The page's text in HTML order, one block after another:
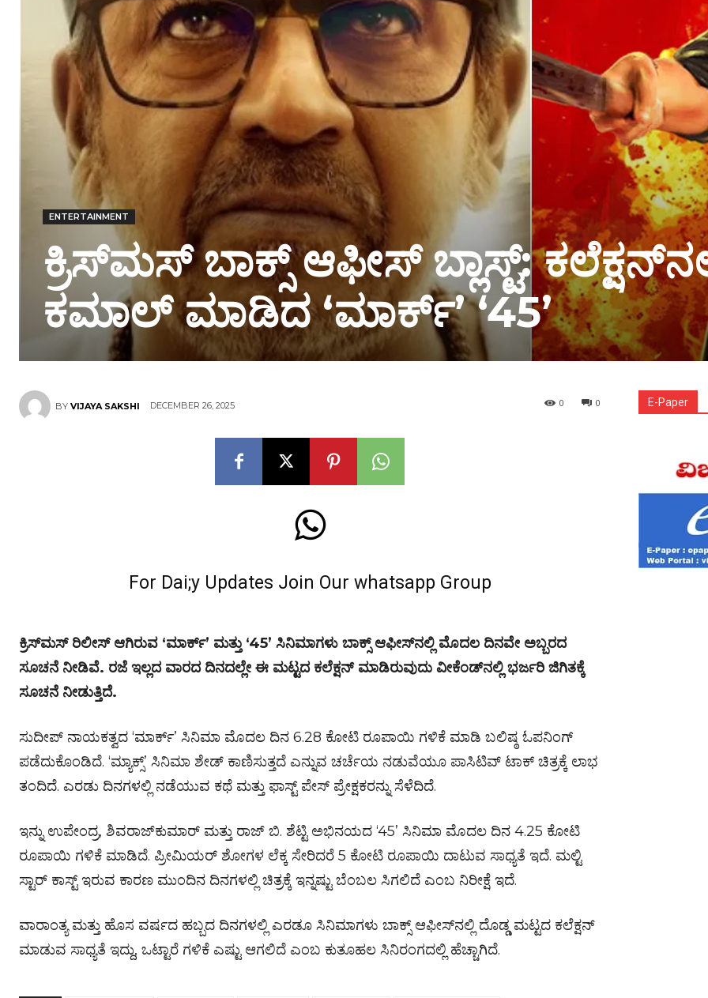
ENTERTAINMENT
ಕ್ರಿಸ್‌ಮಸ್ ಬಾಕ್ಸ್ ಆಫೀಸ್ ಬ್ಲಾಸ್ಟ್:
ಕಮಾಲ್‌ ಮಾಡಿದ ‘ಮಾರ್ಕ್’ ‘45’
BY VIJAYA SAKSHI DECEMBER 26, 2025 0
0
For Dai;y Updates Join Our whatsapp Group
ಕ್ರಿಸ್‌ಮಸ್ ರಿಲೀಸ್ ಆಗಿರುವ ‘ಮಾರ್ಕ್’ ಮತ್ತು ‘45’ ಸಿನಿಮಾಗಳು ಬಾಕ್ಸ್ ಆಫೀಸ್‌ನಲ್ಲಿ ಮೊದಲ ದಿನವೇ ಅಬ್ಬರದ
ಸೂಚನೆ ನೀಡಿವೆ. ರಜೆ ಇಲ್ಲದ ವಾರದ ದಿನದಲ್ಲೇ ಈ ಮಟ್ಟದ ಕಲೆಕ್ಷನ್ ಮಾಡಿರುವುದು ವೀಕೆಂಡ್‌ನಲ್ಲಿ ಭರ್ಜರಿ ಜಿಗಿತಕ್ಕೆ
ಸೂಚನೆ ನೀಡುತ್ತಿದೆ.
ಸುದೀಪ್ ನಾಯಕತ್ವದ ‘ಮಾರ್ಕ್’ ಸಿನಿಮಾ ಮೊದಲ ದಿನ 6.28 ಕೋಟಿ ರೂಪಾಯಿ ಗಳಿಕೆ ಮಾಡಿ ಬಲಿಷ್ಠ ಓಪನಿಂಗ್
ಪಡೆದುಕೊಂಡಿದೆ. ‘ಮ್ಯಾಕ್ಸ್’ ಸಿನಿಮಾ ಶೇಡ್ ಕಾಣಿಸುತ್ತದೆ ಎನ್ನುವ ಚರ್ಚೆಯ ನಡುವೆಯೂ ಪಾಸಿಟಿವ್ ಟಾಕ್ ಚಿತ್ರಕ್ಕೆ ಲಾಭ
ತಂದಿದೆ. ಎರಡು ದಿನಗಳಲ್ಲಿ ನಡೆಯುವ ಕಥೆ ಮತ್ತು ಫಾಸ್ಟ್ ಪೇಸ್ ಪ್ರೇಕ್ಷಕರನ್ನು ಸೆಳೆದಿದೆ.
ಇನ್ನು ಉಪೇಂದ್ರ, ಶಿವರಾಜ್‌ಕುಮಾರ್ ಮತ್ತು ರಾಜ್ ಬಿ. ಶೆಟ್ಟಿ ಅಭಿನಯದ ‘45’ ಸಿನಿಮಾ ಮೊದಲ ದಿನ 4.25 ಕೋಟಿ
ರೂಪಾಯಿ ಗಳಿಕೆ ಮಾಡಿದೆ. ಪ್ರೀಮಿಯರ್ ಶೋಗಳ ಲೆಕ್ಕ ಸೇರಿದರೆ 5 ಕೋಟಿ ರೂಪಾಯಿ ದಾಟುವ ಸಾಧ್ಯತೆ ಇದೆ. ಮಲ್ಟಿ
ಸ್ಟಾರ್ ಕಾಸ್ಟ್ ಇರುವ ಕಾರಣ ಮುಂದಿನ ದಿನಗಳಲ್ಲಿ ಚಿತ್ರಕ್ಕೆ ಇನ್ನಷ್ಟು ಬೆಂಬಲ ಸಿಗಲಿದೆ ಎಂಬ ನಿರೀಕ್ಷೆ ಇದೆ.
ವಾರಾಂತ್ಯ ಮತ್ತು ಹೊಸ ವರ್ಷದ ಹಬ್ಬದ ದಿನಗಳಲ್ಲಿ ಎರಡೂ ಸಿನಿಮಾಗಳು ಬಾಕ್ಸ್ ಆಫೀಸ್‌ನಲ್ಲಿ ದೊಡ್ಡ ಮಟ್ಟದ ಕಲೆಕ್ಷನ್
ಮಾಡುವ ಸಾಧ್ಯತೆ ಇದ್ದು, ಒಟ್ಟಾರೆ ಗಳಿಕೆ ಎಷ್ಟು ಆಗಲಿದೆ ಎಂಬ ಕುತೂಹಲ ಸಿನಿರಂಗದಲ್ಲಿ ಹೆಚ್ಚಾಗಿದೆ.
E-Paper